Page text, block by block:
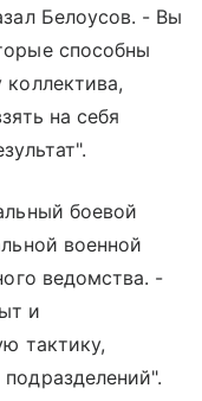
Белоусов. - Вы
способны
на себя
боевой
военной
ведомства. -
и
тактику,